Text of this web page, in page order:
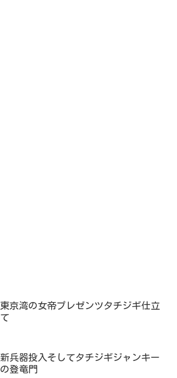
東京湾の女帝プレゼンツタチジギ仕立
て
新兵器投入そしてタチジギジャンキー
の登竜門